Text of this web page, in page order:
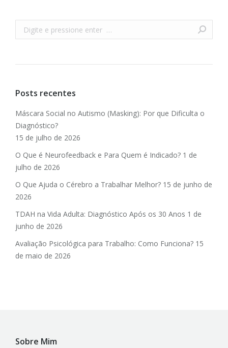
Buscar
Posts recentes
Máscara Social no Autismo (Masking): Por que Dificulta o
Diagnóstico?
15 de julho de 2026
O Que é Neurofeedback e Para Quem é Indicado? 1 de
julho de 2026
O Que Ajuda o Cérebro a Trabalhar Melhor? 15 de junho de
2026
TDAH na Vida Adulta: Diagnóstico Após os 30 Anos 1 de
junho de 2026
Avaliação Psicológica para Trabalho: Como Funciona? 15
de maio de 2026
Sobre Mim